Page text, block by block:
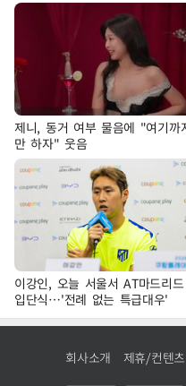
제니, 동거 여부 물음에 "여기까
만 하자" 웃음
이강인, 오늘 서울서 AT마드리드
입단식…'전례 없는 특급대우'
회사소개 제휴/컨텐